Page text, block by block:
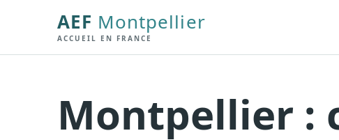
AEF Montpellier
ACCUEIL EN FRANCE
Montpellier :